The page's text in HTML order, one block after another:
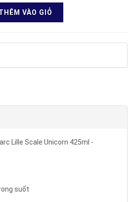
VÀO GIỎ
Lille Scale Unicorn 425ml -
suốt